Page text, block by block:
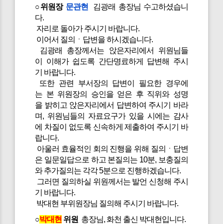
○위원장 문관현 김광래 총장님 수고하셨습니
다.
자리로 돌아가 주시기 바랍니다.
이어서 질의ㆍ답변을 하시겠습니다.
김광래 총장께서는 앉은자리에서 위원님들
이 이해가 쉽도록 간단명료하게 답변해 주시
기 바랍니다.
또한 관련 부서장의 답변이 필요한 경우에
는 본 위원장의 승인을 얻은 후 직위와 성명
을 밝히고 앉은자리에서 답변하여 주시기 바라
며, 위원님들의 자료요구가 있을 시에는 감사
에 차질이 없도록 신속하게 제출하여 주시기 바
랍니다.
아울러 효율적인 회의 진행을 위해 질의ㆍ답변
은 일문일답으로 하고 본질의는 10분, 보충질의
와 추가질의는 각각 5분으로 진행하겠습니다.
그러면 질의하실 위원께서는 발언 신청해 주시
기 바랍니다.
박대현 부위원장님 질의해 주시기 바랍니다.
○박대현 위원 총장님, 화천 출신 박대현입니다.